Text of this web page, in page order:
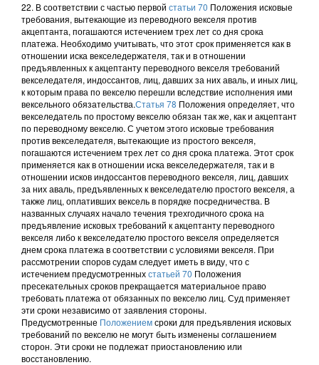
22. В соответствии с частью первой статьи 70 Положения исковые
требования, вытекающие из переводного векселя против
акцептанта, погашаются истечением трех лет со дня срока
платежа. Необходимо учитывать, что этот срок применяется как в
отношении иска векселедержателя, так и в отношении
предъявленных к акцептанту переводного векселя требований
векселедателя, индоссантов, лиц, давших за них аваль, и иных лиц,
к которым права по векселю перешли вследствие исполнения ими
вексельного обязательства.Статья 78 Положения определяет, что
векселедатель по простому векселю обязан так же, как и акцептант
по переводному векселю. С учетом этого исковые требования
против векселедателя, вытекающие из простого векселя,
погашаются истечением трех лет со дня срока платежа. Этот срок
применяется как в отношении иска векселедержателя, так и в
отношении исков индоссантов переводного векселя, лиц, давших
за них аваль, предъявленных к векселедателю простого векселя, а
также лиц, оплативших вексель в порядке посредничества. В
названных случаях начало течения трехгодичного срока на
предъявление исковых требований к акцептанту переводного
векселя либо к векселедателю простого векселя определяется
днем срока платежа в соответствии с условиями векселя. При
рассмотрении споров судам следует иметь в виду, что с
истечением предусмотренныхстатьей 70 Положения
пресекательных сроков прекращается материальное право
требовать платежа от обязанных по векселю лиц. Суд применяет
эти сроки независимо от заявления стороны.
Предусмотренные Положениемсроки для предъявления исковых
требований по векселю не могут быть изменены соглашением
сторон. Эти сроки не подлежат приостановлению или
восстановлению.